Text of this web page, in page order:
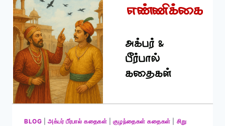
BLOG |அக்பர் பீர்பால் கதைகள் |குழந்தைகள் கதைகள்
சிறு